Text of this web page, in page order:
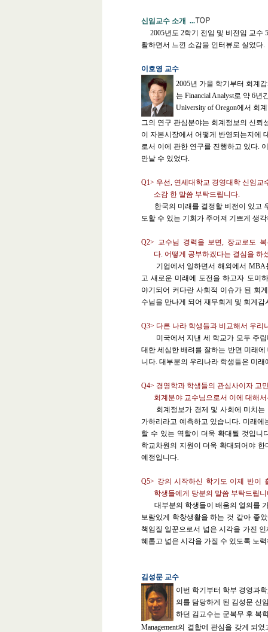
신임교수 소개 ...
2005년도 2학기 전임 및 비전임 교수 5
활하면서 느낀 소감을 인터뷰로 실었다.
이호영 교수
2005년 가을 학기부터 회계
는 Financial Analyst로 약 6
University of Oregon에서 회
그의 연구 관심분야는 회계정보의 신뢰
이 자본시장에서 어떻게 반영되는지에
로서 이에 관한 연구를 진행하고 있다.
만날 수 있었다.
Q1> 우선, 연세대학교 경영대학 신임교
소감 한 말씀 부탁드립니다.
한국의 미래를 결정할 비전이 있고
도할 수 있는 기회가 주어져 기쁘게 생
Q2> 교수님 경력을 보면, 장교로도
다. 어떻게 공부하겠다는 결심을 하
기업에서 일하면서 해외에서 MBA
고 새로운 미래에 도전을 하고자 도미
야기되어 커다란 사회적 이슈가 된 회
수님을 만나게 되어 재무회계 및 회계
Q3> 다른 나라 학생들과 비교해서 우리
미국에서 지낸 세 학교가 모두 주립
대한 세심한 배려를 잘하는 반면 미래
니다. 대부분의 우리나라 학생들은 미
Q4> 경영학과 학생들의 관심사이자 고
회계분야 교수님으로서 이에 대해서
회계정보가 경제 및 사회에 미치는
가하리라고 예측하고 있습니다. 미래
할 수 있는 역할이 더욱 확대될 것입니
학교차원의 지원이 더욱 확대되어야
예정입니다.
Q5> 강의 시작하신 학기도 이제 반이
학생들에게 당분의 말씀 부탁드립니
대부분의 학생들이 배움의 열의를
보람있게 학창생활을 하는 것 같아 좋
책임질 일꾼으로서 넓은 시각을 가진
혜롭고 넓은 시각을 가질 수 있도록 노
김성문 교수
이번 학기부터 학부 경영과학
의를 담당하게 된 김성문 신
하던 김교수는 군복무 후 복
Management의 결합에 관심을 갖게 되었